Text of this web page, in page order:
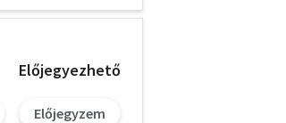
Előjegyezhető
Előjegyzem